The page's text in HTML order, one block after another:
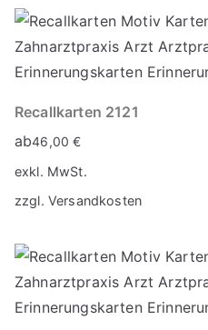
Recallkarten 2121
ab46,00€
exkl. MwSt.
zzgl. Versandkosten